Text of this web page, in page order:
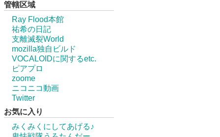
管轄区域
Ray Flood本館
祐希の日記
支離滅裂World
mozilla独自ビルド
VOCALOIDに関するetc.
ピアプロ
zoome
ニコニコ動画
Twitter
お気に入り
みくみくにしてあげる♪